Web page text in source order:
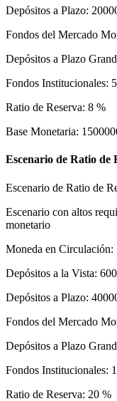
Depósitos a Plazo:
Fondos del Mercado
Depósitos a Plazo
Fondos Institucionales:
Ratio de Reserva: 8 %
Base Monetaria:
Escenario de Ratio de
Escenario de Ratio de
Escenario con altos
monetario
Moneda en Circulación:
Depósitos a la Vista:
Depósitos a Plazo:
Fondos del Mercado
Depósitos a Plazo
Fondos Institucionales:
Ratio de Reserva: 20 %